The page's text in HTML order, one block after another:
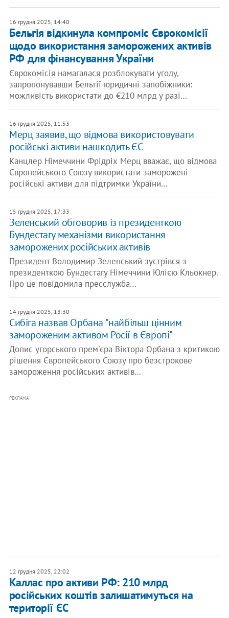
16 грудня 2025, 14:40
Бельгія відкинула компроміс Єврокомісії
щодо використання заморожених активів
РФ для фінансування України
Єврокомісія намагалася розблокувати угоду,
запропонувавши Бельгії юридичні запобіжники:
можливість використати до €210 млрд у разі…
16 грудня 2025, 11:53
Мерц заявив, що відмова використовувати
російські активи нашкодить ЄС
Канцлер Німеччини Фрідріх Мерц вважає, що відмова
Європейського Союзу використати заморожені
російські активи для підтримки України…
15 грудня 2025, 17:33
​Зеленський обговорив із президенткою
Бундестагу механізми використання
заморожених російських активів
Президент Володимир Зеленський зустрівся з
президенткою Бундестагу Німеччини Юлією Кльокнер.
Про це повідомила пресслужба…
14 грудня 2025, 18:30
Сибіга назвав Орбана "найбільш цінним
замороженим активом Росії в Європі"
Допис угорського прем'єра Віктора Орбана з критикою
рішення Європейського Союзу про безстрокове
замороження російських активів…
РЕКЛАМА
12 грудня 2025, 22:02
Каллас про активи РФ: 210 млрд
російських коштів залишатимуться на
території ЄС